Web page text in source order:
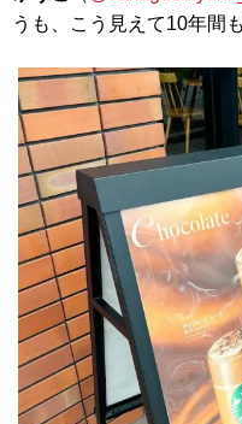
うも、こう見えて10年間